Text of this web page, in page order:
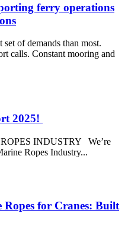
ferry operations
of demands than most.
calls. Constant mooring and
2025!
INDUSTRY We’re
Ropes Industry...
for Cranes: Built